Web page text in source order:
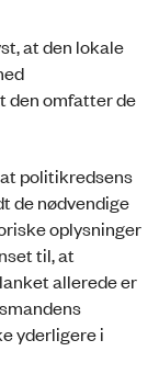
at den lokale
den omfatter de
politikredsens
de nødvendige
oplysninger
til, at
allerede er
yderligere i